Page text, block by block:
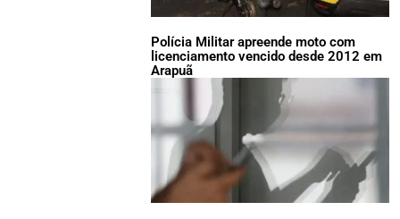
Polícia Militar apreende moto com
licenciamento vencido desde 2012 em
Arapuã